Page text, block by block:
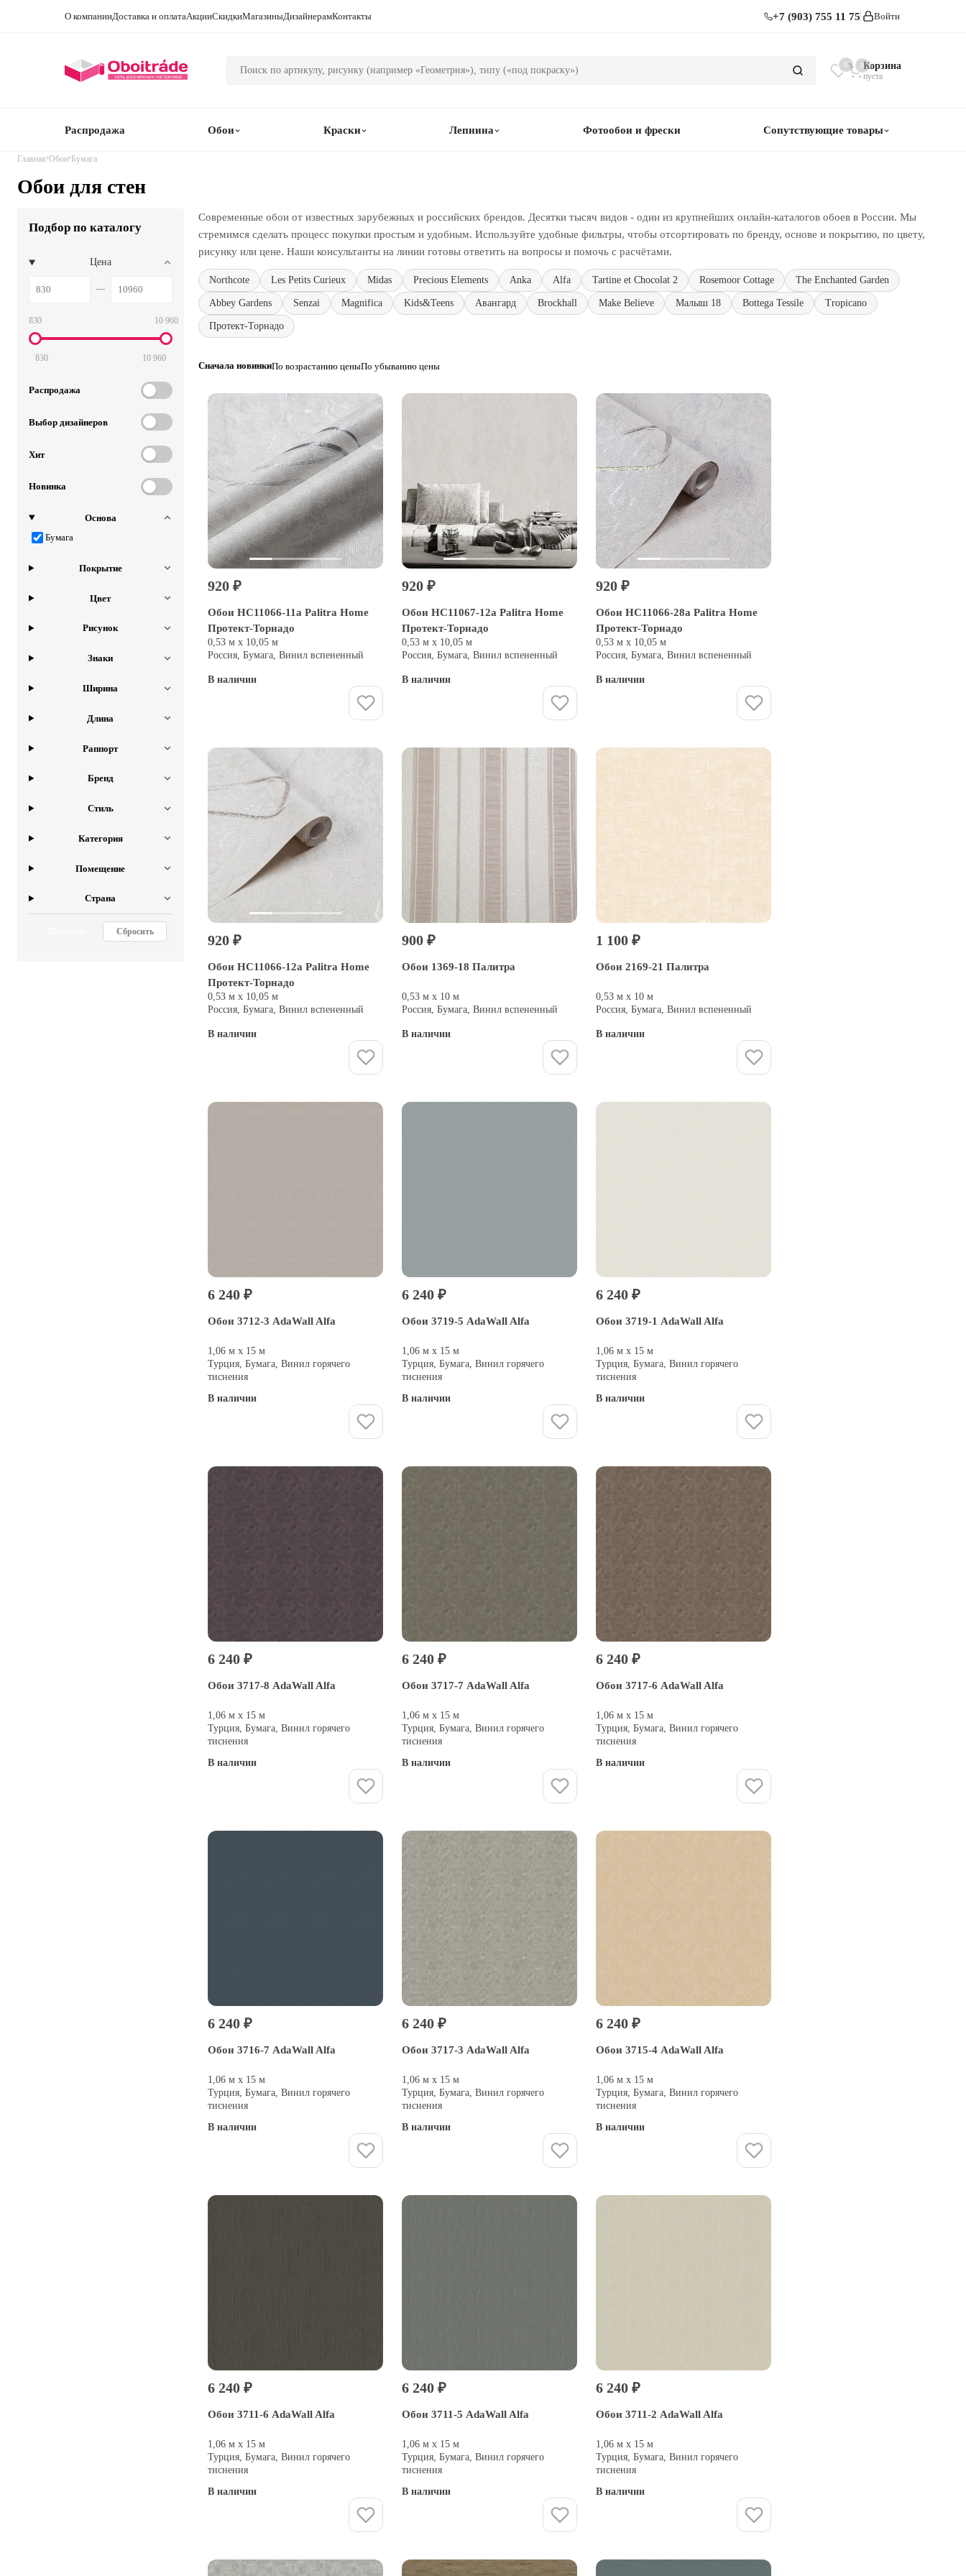
О компанииДоставка и оплатаАкцииСкидкиМагазиныДизайнерамКонтакты +7 (903) 755 11 75 Войти
0 0Корзина
пуста
Распродажа Обои Краски Лепнина Фотообои и фрески Сопутствующие товары
Главная›Обои›Бумага
Обои для стен
Подбор по каталогу
Цена
830 10 960
830 10 960
Распродажа
Выбор дизайнеров
Хит
Новинка
Основа
Бумага
Покрытие
Цвет
Рисунок
Знаки
Ширина
Длина
Раппорт
Бренд
Стиль
Категория
Помещение
Страна
Сбросить
Современные обои от известных зарубежных и российских брендов. Десятки тысяч видов - один из крупнейших онлайн-каталогов обоев в России. Мы
стремимся сделать процесс покупки простым и удобным. Используйте удобные фильтры, чтобы отсортировать по бренду, основе и покрытию, по цвету,
рисунку или цене. Наши консультанты на линии готовы ответить на вопросы и помочь с расчётами.
Northcote Les Petits Curieux Midas Precious Elements Anka Alfa Tartine et Chocolat 2 Rosemoor Cottage The Enchanted Garden
Abbey Gardens Senzai Magnifica Kids&Teens Авангард Brockhall Make Believe Малыш 18 Bottega Tessile Tropicano
Протект-Торнадо
Сначала новинкиПо возрастанию ценыПо убыванию цены
920 ₽
Обои HC11066-11a Palitra Home
Протект-Торнадо
0,53 м х 10,05 м
Россия, Бумага, Винил вспененный
В наличии
920 ₽
Обои HC11067-12a Palitra Home
Протект-Торнадо
0,53 м х 10,05 м
Россия, Бумага, Винил вспененный
В наличии
920 ₽
Обои HC11066-28a Palitra Home
Протект-Торнадо
0,53 м х 10,05 м
Россия, Бумага, Винил вспененный
В наличии
920 ₽
Обои HC11066-12a Palitra Home
Протект-Торнадо
0,53 м х 10,05 м
Россия, Бумага, Винил вспененный
В наличии
900 ₽
Обои 1369-18 Палитра
0,53 м х 10 м
Россия, Бумага, Винил вспененный
В наличии
1 100 ₽
Обои 2169-21 Палитра
0,53 м х 10 м
Россия, Бумага, Винил вспененный
В наличии
6 240 ₽
Обои 3712-3 AdaWall Alfa
1,06 м х 15 м
Турция, Бумага, Винил горячего
тиснения
В наличии
6 240 ₽
Обои 3719-5 AdaWall Alfa
1,06 м х 15 м
Турция, Бумага, Винил горячего
тиснения
В наличии
6 240 ₽
Обои 3719-1 AdaWall Alfa
1,06 м х 15 м
Турция, Бумага, Винил горячего
тиснения
В наличии
6 240 ₽
Обои 3717-8 AdaWall Alfa
1,06 м х 15 м
Турция, Бумага, Винил горячего
тиснения
В наличии
6 240 ₽
Обои 3717-7 AdaWall Alfa
1,06 м х 15 м
Турция, Бумага, Винил горячего
тиснения
В наличии
6 240 ₽
Обои 3717-6 AdaWall Alfa
1,06 м х 15 м
Турция, Бумага, Винил горячего
тиснения
В наличии
6 240 ₽
Обои 3716-7 AdaWall Alfa
1,06 м х 15 м
Турция, Бумага, Винил горячего
тиснения
В наличии
6 240 ₽
Обои 3717-3 AdaWall Alfa
1,06 м х 15 м
Турция, Бумага, Винил горячего
тиснения
В наличии
6 240 ₽
Обои 3715-4 AdaWall Alfa
1,06 м х 15 м
Турция, Бумага, Винил горячего
тиснения
В наличии
6 240 ₽
Обои 3711-6 AdaWall Alfa
1,06 м х 15 м
Турция, Бумага, Винил горячего
тиснения
В наличии
6 240 ₽
Обои 3711-5 AdaWall Alfa
1,06 м х 15 м
Турция, Бумага, Винил горячего
тиснения
В наличии
6 240 ₽
Обои 3711-2 AdaWall Alfa
1,06 м х 15 м
Турция, Бумага, Винил горячего
тиснения
В наличии